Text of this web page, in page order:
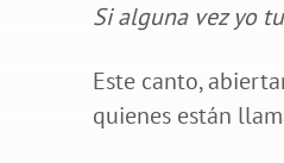
Si alguna vez yo
Este canto,
quienes están